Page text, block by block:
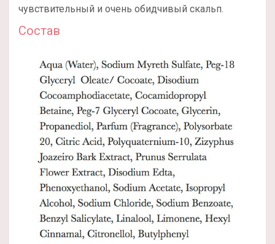
чувствительный и очень обидчивый скальп.
Состав